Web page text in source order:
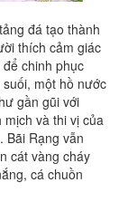
đá tạo thành
thích cảm giác
chinh phục
một hồ nước
gần gũi với
và thi vị của
Bãi Rạng vẫn
cát vàng cháy
cá chuồn